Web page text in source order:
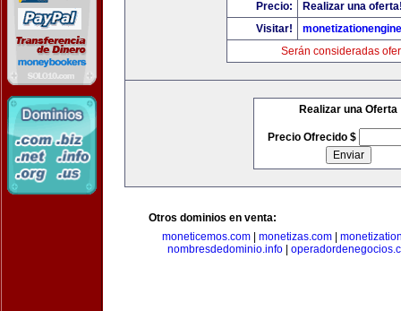
Precio:
Realizar una
Visitar!
Serán consideradas
Realizar una Oferta
Precio Ofrecido $
Otros dominios en venta:
moneticemos.com
monetizas.com
nombresdedominio.info|